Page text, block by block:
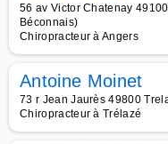
56 av Victor Chatenay
Béconnais)
Chiropracteur à Angers
Antoine Moinet
73 r Jean Jaurès 49800
Chiropracteur à Trélazé